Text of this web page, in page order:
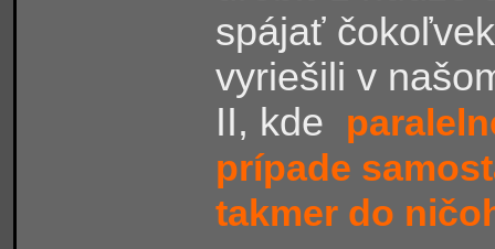
spájať
vyriešili v
II, kde
prípade
takmer do